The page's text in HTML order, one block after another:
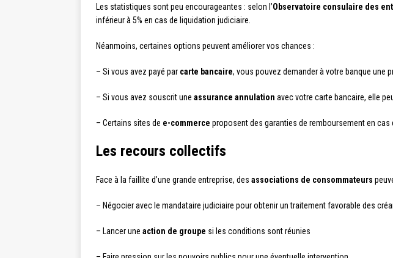
Les statistiques sont peu encourageantes : selon l’Observatoire consulaire des
inférieur à 5% en cas de liquidation judiciaire.
Néanmoins, certaines options peuvent améliorer vos chances :
– Si vous avez payé par carte bancaire, vous pouvez demander à votre banque une
– Si vous avez souscrit une assurance annulation avec votre carte bancaire, elle
– Certains sites de e-commerce proposent des garanties de remboursement en cas
Les recours collectifs
Face à la faillite d’une grande entreprise, des associations de consommateurs
– Négocier avec le mandataire judiciaire pour obtenir un traitement favorable des
– Lancer une action de groupe si les conditions sont réunies